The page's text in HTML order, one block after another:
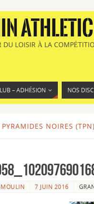
DU LOISIR À LA
– ADHÉSION NOS
PYRAMIDES NOIRES
7 JUIN 2016